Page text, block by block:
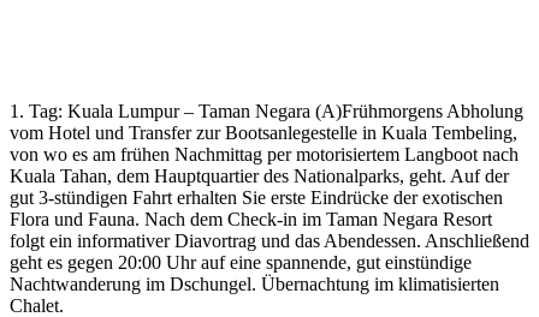
1. Tag: Kuala Lumpur – Taman Negara (A)Frühmorgens Abholung
vom Hotel und Transfer zur Bootsanlegestelle in Kuala Tembeling,
von wo es am frühen Nachmittag per motorisiertem Langboot nach
Kuala Tahan, dem Hauptquartier des Nationalparks, geht. Auf der
gut 3-stündigen Fahrt erhalten Sie erste Eindrücke der exotischen
Flora und Fauna. Nach dem Check-in im Taman Negara Resort
folgt ein informativer Diavortrag und das Abendessen. Anschließend
geht es gegen 20:00 Uhr auf eine spannende, gut einstündige
Nachtwanderung im Dschungel. Übernachtung im klimatisierten
Chalet.